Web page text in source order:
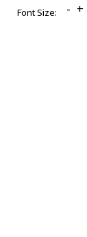
Font Size: - +